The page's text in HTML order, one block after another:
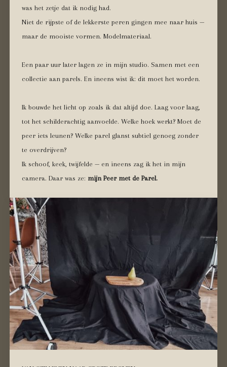
was het zetje dat ik nodig had.
Niet de rijpste of de lekkerste peren gingen mee naar huis —
maar de mooiste vormen. Modelmateriaal.
Een paar uur later lagen ze in mijn studio. Samen met een
collectie aan parels. En ineens wist ik: dit moet het worden.
Ik bouwde het licht op zoals ik dat altijd doe. Laag voor laag,
tot het schilderachtig aanvoelde. Welke hoek werkt? Moet de
peer iets leunen? Welke parel glanst subtiel genoeg zonder
te overdrijven?
Ik schoof, keek, twijfelde — en ineens zag ik het in mijn
camera. Daar was ze: mijn Peer met de Parel.